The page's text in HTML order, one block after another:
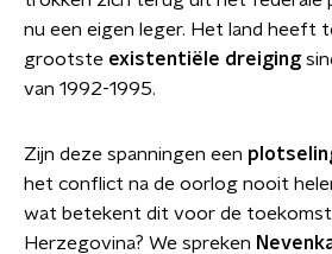
nu een eigen leger. Het land heeft
grootste existentiële dreiging
van 1992-1995.
Zijn deze spanningen een
het conflict na de oorlog nooit
wat betekent dit voor de toekomst
Herzegovina? We spreken